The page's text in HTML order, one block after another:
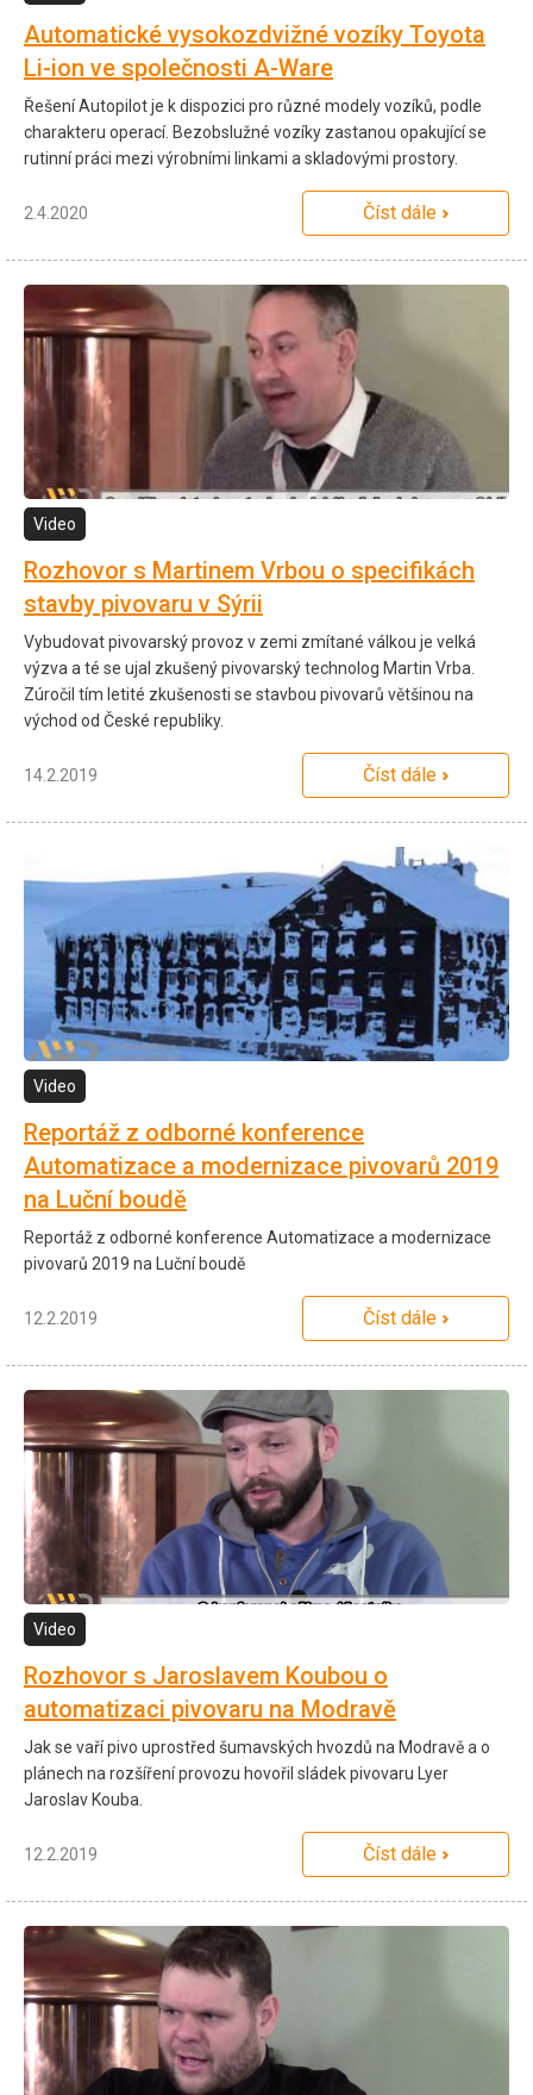
Automatické vysokozdvižné vozíky Toyota
Li-ion ve společnosti A-Ware
Řešení Autopilot je k dispozici pro různé modely vozíků, podle
charakteru operací. Bezobslužné vozíky zastanou opakující se
rutinní práci mezi výrobními linkami a skladovými prostory.
2.4.2020 Číst dále
Video
Rozhovor s Martinem Vrbou o specifikách
stavby pivovaru v Sýrii
Vybudovat pivovarský provoz v zemi zmítané válkou je velká
výzva a té se ujal zkušený pivovarský technolog Martin Vrba.
Zúročil tím letité zkušenosti se stavbou pivovarů většinou na
východ od České republiky.
14.2.2019 Číst dále
Video
Reportáž z odborné konference
Automatizace a modernizace pivovarů 2019
na Luční boudě
Reportáž z odborné konference Automatizace a modernizace
pivovarů 2019 na Luční boudě
12.2.2019 Číst dále
Video
Rozhovor s Jaroslavem Koubou o
automatizaci pivovaru na Modravě
Jak se vaří pivo uprostřed šumavských hvozdů na Modravě a o
plánech na rozšíření provozu hovořil sládek pivovaru Lyer
Jaroslav Kouba.
12.2.2019 Číst dále